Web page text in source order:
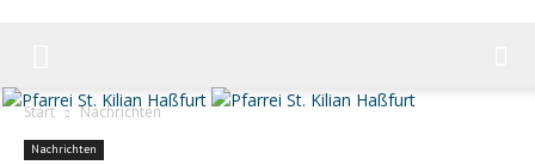
Start Nachrichten
Nachrichten